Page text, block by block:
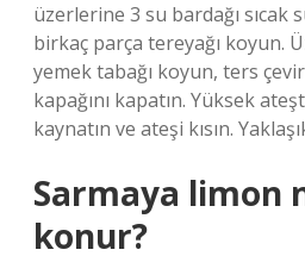
üzerlerine 3 su bardağı sıcak
birkaç parça tereyağı koyun.
yemek tabağı koyun, ters
kapağını kapatın. Yüksek
kaynatın ve ateşi kısın.
Sarmaya limon
konur?